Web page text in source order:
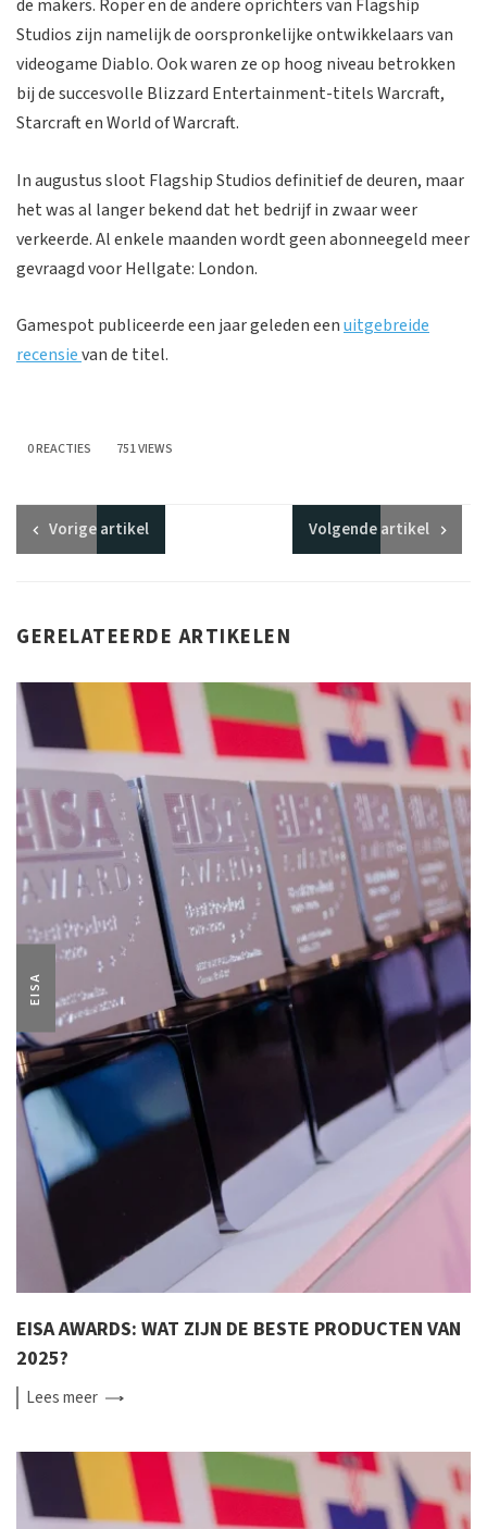
de makers. Roper en de andere oprichters van Flagship
Studios zijn namelijk de oorspronkelijke ontwikkelaars van
videogame Diablo. Ook waren ze op hoog niveau betrokken
bij de succesvolle Blizzard Entertainment-titels Warcraft,
Starcraft en World of Warcraft.
In augustus sloot Flagship Studios definitief de deuren, maar
het was al langer bekend dat het bedrijf in zwaar weer
verkeerde. Al enkele maanden wordt geen abonneegeld meer
gevraagd voor Hellgate: London.
Gamespot publiceerde een jaar geleden eenuitgebreide
recensievan de titel.
0 REACTIES 751 VIEWS
Vorigeartikel Volgendeartikel
GERELATEERDE ARTIKELEN
EISA
EISA AWARDS: WAT ZIJN DE BESTE PRODUCTEN VAN
2025?
Leesmeer